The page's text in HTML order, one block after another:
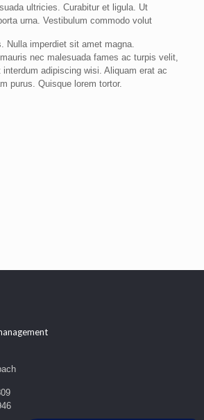
ultricies. Curabitur et ligula. Ut
urna. Vestibulum commodo volut
Nulla imperdiet sit amet magna.
nec malesuada fames ac turpis velit,
adipiscing wisi. Aliquam erat ac
purus. Quisque lorem tortor.